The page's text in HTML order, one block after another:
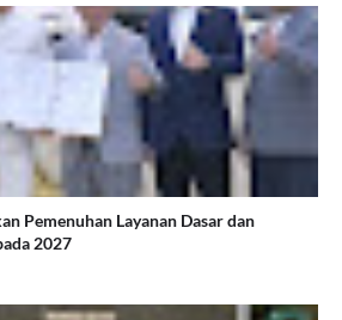
Pemenuhan Layanan Dasar dan
2027